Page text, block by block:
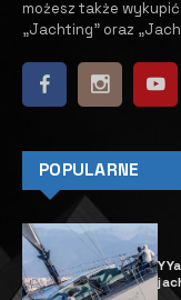
możesz także
„Jachting” oraz
POPULARNE